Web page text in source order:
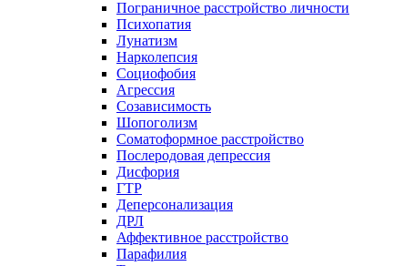
Пограничное расстройство личности
Психопатия
Лунатизм
Нарколепсия
Социофобия
Агрессия
Созависимость
Шопоголизм
Соматоформное расстройство
Послеродовая депрессия
Дисфория
ГТР
Деперсонализация
ДРЛ
Аффективное расстройство
Парафилия